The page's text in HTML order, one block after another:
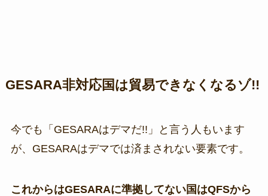
GESARA非対応国は貿易できなくなるゾ!!
今でも「GESARAはデマだ!!」と言う人もいます
が、GESARAはデマでは済まされない要素です。
これからはGESARAに準拠してない国はQFSから